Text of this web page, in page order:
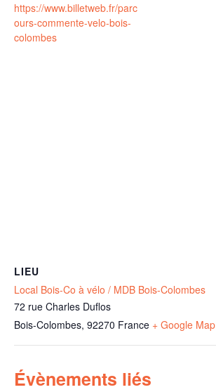
https://www.billetweb.fr/parc
ours-commente-velo-bois-
colombes
LIEU
Local Bois-Co à vélo / MDB Bois-Colombes
72 rue Charles Duflos
Bois-Colombes, 92270 France + Google Map
Évènements liés